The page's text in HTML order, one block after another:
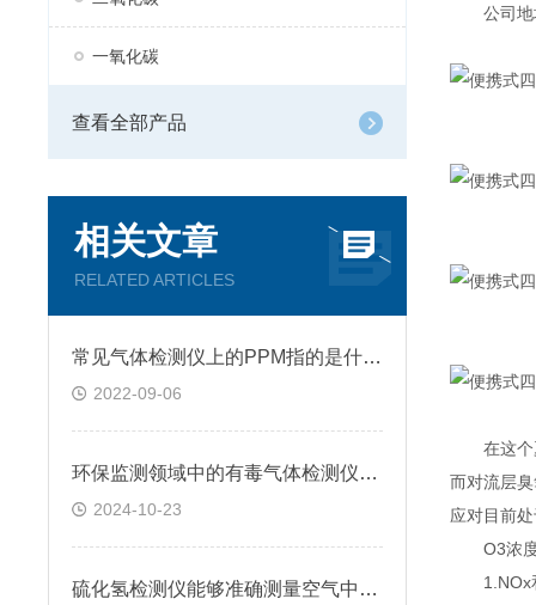
一氧化碳
查看全部产品
相关文章
RELATED ARTICLES
常见气体检测仪上的PPM指的是什么?
2022-09-06
环保监测领域中的有毒气体检测仪应用情况
2024-10-23
硫化氢检测仪能够准确测量空气中硫化氢的浓度和比例
公司地址
在这个夏
而对流层
应对目前
O3浓度
1.NOx和